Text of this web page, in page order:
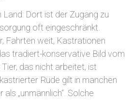
Dort ist der Zugang zu
oft eingeschränkt.
Fahrten weit, Kastrationen
tradiert-konservative Bild vom
Tier, das nicht arbeitet, ist
Rüde gilt in manchen
„unmännlich“. Solche